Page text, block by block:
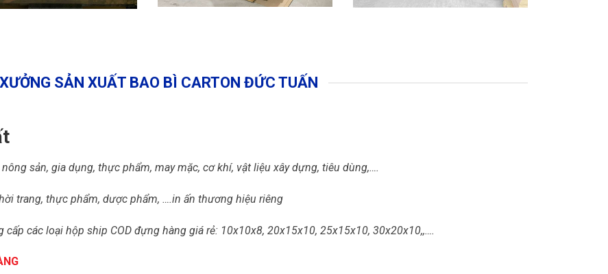
XƯỞNG SẢN XUẤT BAO BÌ CARTON ĐỨC TUẤN
sản, gia dụng, thực phẩm, may mặc, cơ khí, vật liệu xây dựng, tiêu dùng,….
trang, thực phẩm, dược phẩm, ….in ấn thương hiệu riêng
cấp các loại hộp ship COD đựng hàng giá rẻ: 10x10x8, 20x15x10, 25x15x10, 30x20x10,,….